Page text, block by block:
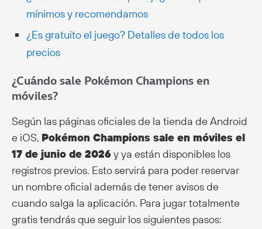
mínimos y recomendamos
¿Es gratuito el juego? Detalles de todos los
precios
¿Cuándo sale Pokémon Champions en
móviles?
Según las páginas oficiales de la tienda de Android
e iOS, Pokémon Champions sale en móviles el
17 de junio de 2026y ya están disponibles los
registros previos. Esto servirá para poder reservar
un nombre oficial además de tener avisos de
cuando salga la aplicación. Para jugar totalmente
gratis tendrás que seguir los siguientes pasos: